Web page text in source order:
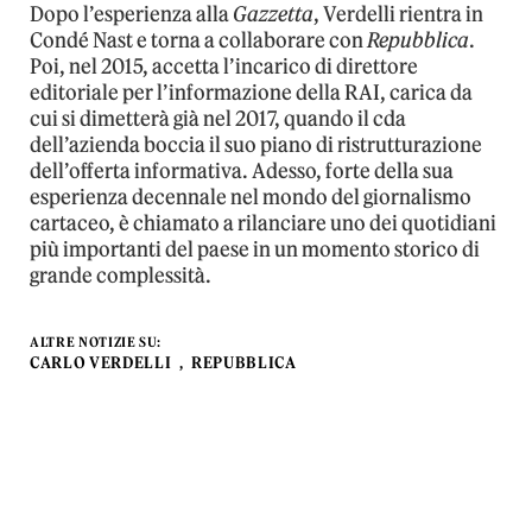
Dopo l’esperienza allaGazzetta, Verdelli rientra in
Condé Nast e torna a collaborare conRepubblica.
Poi, nel 2015, accetta l’incarico di direttore
editoriale per l’informazione della RAI, carica da
cui si dimetterà già nel 2017, quando il cda
dell’azienda boccia il suo piano di ristrutturazione
dell’offerta informativa. Adesso, forte della sua
esperienza decennale nel mondo del giornalismo
cartaceo, è chiamato a rilanciare uno dei quotidiani
più importanti del paese in un momento storico di
grande complessità.
ALTRE NOTIZIE SU:
CARLO VERDELLI REPUBBLICA